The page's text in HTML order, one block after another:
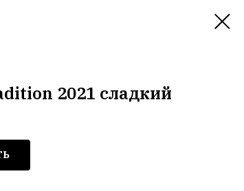
2021 сладкий